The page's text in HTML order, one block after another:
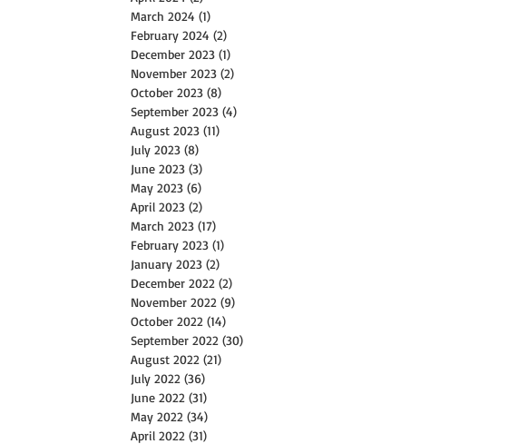
March 2024 (1)
February 2024 (2)
December 2023 (1)
November 2023 (2)
October 2023 (8)
September 2023 (4)
August 2023 (11)
July 2023 (8)
June 2023 (3)
May 2023 (6)
April 2023 (2)
March 2023 (17)
February 2023 (1)
January 2023 (2)
December 2022 (2)
November 2022 (9)
October 2022 (14)
September 2022 (30)
August 2022 (21)
July 2022 (36)
June 2022 (31)
May 2022 (34)
April 2022 (31)